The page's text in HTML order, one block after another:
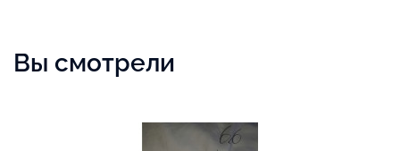
Вы смотрели